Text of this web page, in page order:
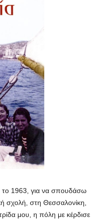
το 1963, για να σπουδάσω
σχολή, στη Θεσσαλονίκη,
μου, η πόλη με κέρδισε